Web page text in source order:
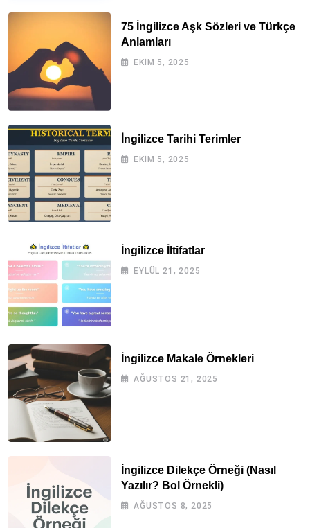
75 İngilizce Aşk Sözleri ve Türkçe
Anlamları
EKIM 5, 2025
İngilizce Tarihi Terimler
EKIM 5, 2025
İngilizce İltifatlar
EYLÜL 21, 2025
İngilizce Makale Örnekleri
AĞUSTOS 21, 2025
İngilizce Dilekçe Örneği (Nasıl
Yazılır? Bol Örnekli)
AĞUSTOS 8, 2025